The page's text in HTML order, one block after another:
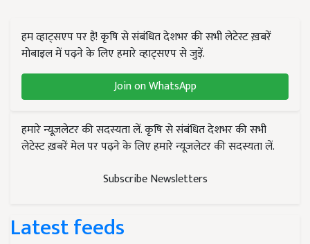
हम व्हाट्सएप पर हैं! कृषि से संबंधित देशभर की सभी लेटेस्ट ख़बरें
मोबाइल में पढ़ने के लिए हमारे व्हाट्सएप से जुड़ें.
Join on WhatsApp
हमारे न्यूज़लेटर की सदस्यता लें. कृषि से संबंधित देशभर की सभी
लेटेस्ट ख़बरें मेल पर पढ़ने के लिए हमारे न्यूज़लेटर की सदस्यता लें.
Subscribe Newsletters
Latest feeds